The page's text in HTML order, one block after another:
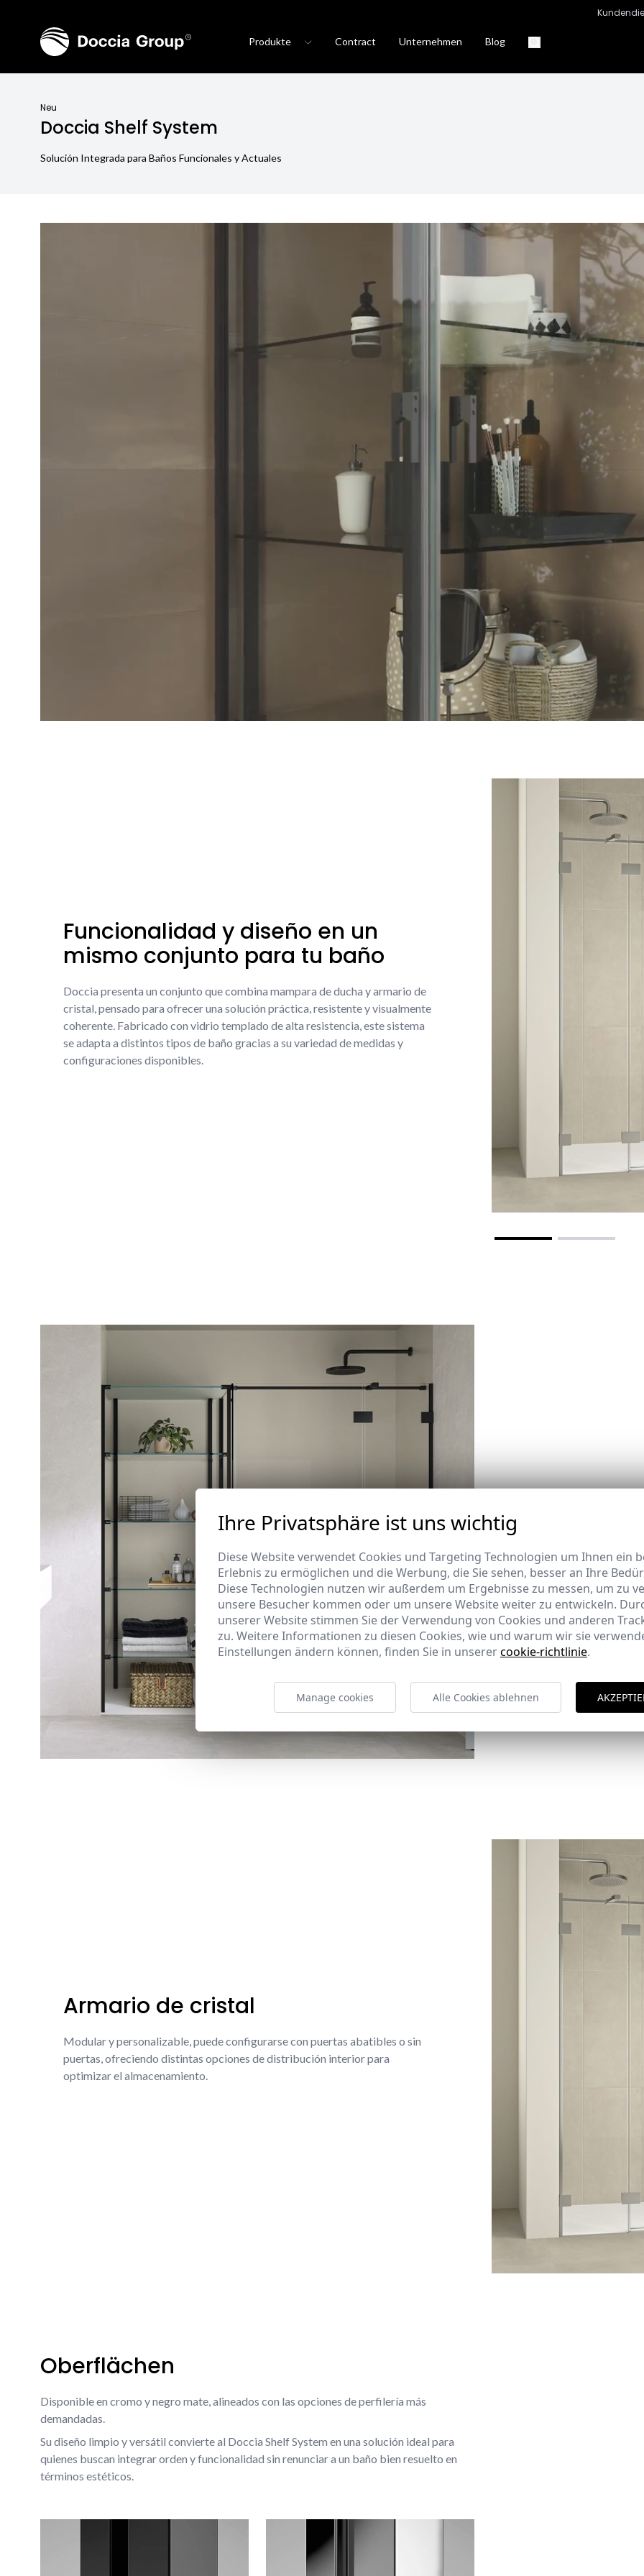
Produkte Contract Unternehmen Blog
Neu
Doccia Shelf System
Solución Integrada para Baños Funcionales y Actuales
Funcionalidad y diseño en un
mismo conjunto para tu baño
Doccia presenta un conjunto que combina mampara de ducha y armario de
cristal, pensado para ofrecer una solución práctica, resistente y visualmente
coherente. Fabricado con vidrio templado de alta resistencia, este sistema
se adapta a distintos tipos de baño gracias a su variedad de medidas y
configuraciones disponibles.
Disponible en versiones
necesidades de cada
Armario de cristal
Modular y personalizable, puede configurarse con puertas abatibles o sin
puertas, ofreciendo distintas opciones de distribución interior para
optimizar el almacenamiento.
Oberflächen
Disponible en cromo y negro mate, alineados con las opciones de perfilería más
demandadas.
Su diseño limpio y versátil convierte al Doccia Shelf System en una solución ideal para
quienes buscan integrar orden y funcionalidad sin renunciar a un baño bien resuelto en
términos estéticos.
Ihre Privatsphäre ist uns wichtig
Diese Website verwendet Cookies und Targeting Technologien um Ihnen ein
Erlebnis zu ermöglichen und die Werbung, die Sie sehen, besser an Ihre
Diese Technologien nutzen wir außerdem um Ergebnisse zu messen, um zu
unsere Besucher kommen oder um unsere Website weiter zu entwickeln.
unserer Website stimmen Sie der Verwendung von Cookies und anderen
zu. Weitere Informationen zu diesen Cookies, wie und warum wir sie
Einstellungen ändern können, finden Sie in unserercookie-richtlinie.
Manage cookies Alle Cookies ablehnen